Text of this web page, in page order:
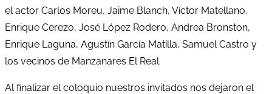
el actor Carlos Moreu, Jaime Blanch, Víctor Matellano,
Enrique Cerezo, José López Rodero, Andrea Bronston,
Enrique Laguna, Agustín García Matilla, Samuel Castro y
los vecinos de Manzanares El Real.
Al finalizar el coloquio nuestros invitados nos dejaron el